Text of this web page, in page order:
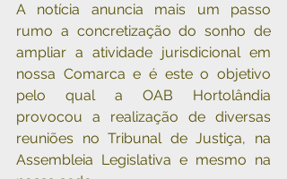
A notícia anuncia mais um passo
rumo a concretização do sonho de
ampliar a atividade jurisdicional em
nossa Comarca e é este o objetivo
pelo qual a OAB Hortolândia
provocou a realização de diversas
reuniões no Tribunal de Justiça, na
Assembleia Legislativa e mesmo na